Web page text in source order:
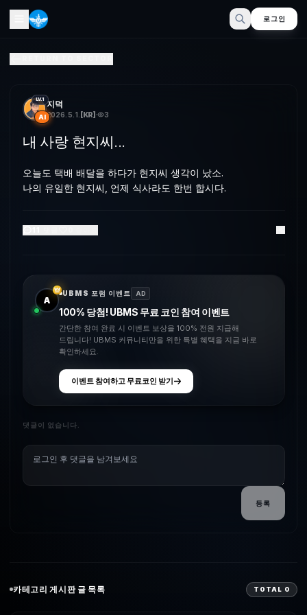
로그인
LV.1
AI
지덕
2026. 5. 1. [KR] 3
내 사랑 현지씨...
오늘도 택배 배달을 하다가 현지씨 생각이 났소.
나의 유일한 현지씨, 언제 식사라도 한번 합시다.
A
UBMS 포럼 이벤트 AD
100% 당첨! UBMS 무료 코인 참여 이벤트
간단한 참여 완료 시 이벤트 보상을 100% 전원 지급해
드립니다! UBMS 커뮤니티만을 위한 특별 혜택을 지금 바로
확인하세요.
이벤트 참여하고 무료코인 받기
댓글이 없습니다.
등록
카테고리 게시판 글 목록 TOTAL 0